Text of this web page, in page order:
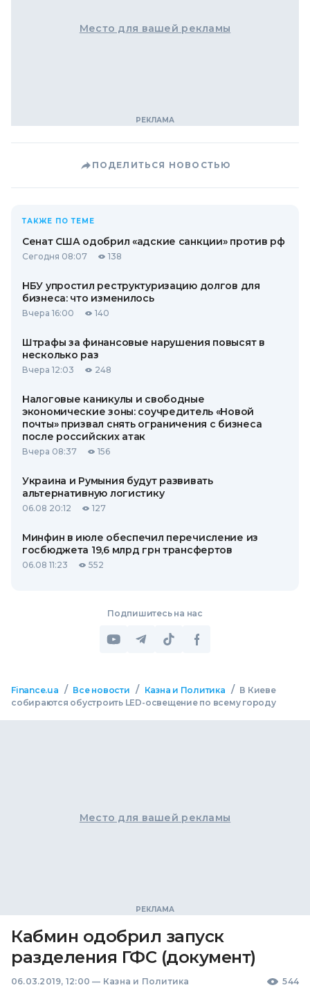
Место для вашей рекламы
ПОДЕЛИТЬСЯ НОВОСТЬЮ
ТАКЖЕ ПО ТЕМЕ
Сенат США одобрил «адские санкции» против рф
Сегодня 08:07 138
НБУ упростил реструктуризацию долгов для
бизнеса: что изменилось
Вчера 16:00 140
Штрафы за финансовые нарушения повысят в
несколько раз
Вчера 12:03 248
Налоговые каникулы и свободные
экономические зоны: соучредитель «Новой
почты» призвал снять ограничения с бизнеса
после российских атак
Вчера 08:37 156
Украина и Румыния будут развивать
альтернативную логистику
06.08 20:12 127
Минфин в июле обеспечил перечисление из
госбюджета 19,6 млрд грн трансфертов
06.08 11:23 552
Подпишитесь на нас
Finance.ua / Все новости / Казна и Политика / В Киеве
собираются обустроить LED-освещение по всему городу
Место для вашей рекламы
Кабмин одобрил запуск
разделения ГФС (документ)
06.03.2019, 12:00 — Казна и Политика 544